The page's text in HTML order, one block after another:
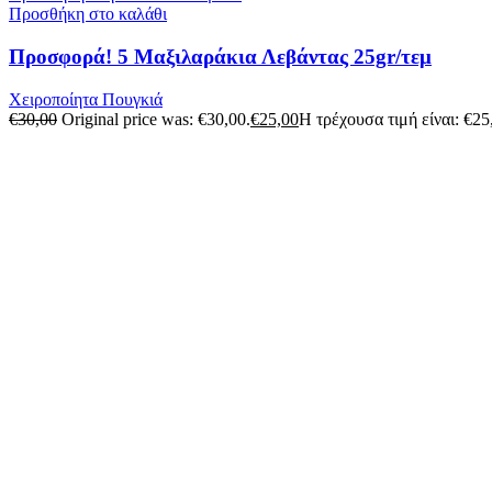
Προσθήκη στο καλάθι
Προσφορά! 5 Μαξιλαράκια Λεβάντας 25gr/τεμ
Χειροποίητα Πουγκιά
€30,00 Original price was: €30,00.€25,00Η τρέχουσα τιμή είναι: